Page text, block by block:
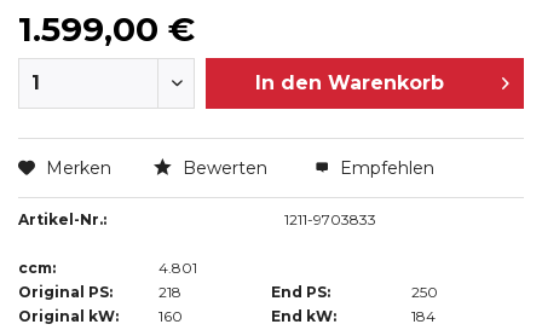
1.599,00 €
In den Warenkorb
Merken Bewerten Empfehlen
Artikel-Nr.: 1211-9703833
ccm:
4.801
Original PS:
218 End PS:
250
Original kW:
160 End kW:
184